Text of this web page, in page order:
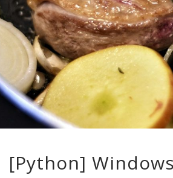
[Python]